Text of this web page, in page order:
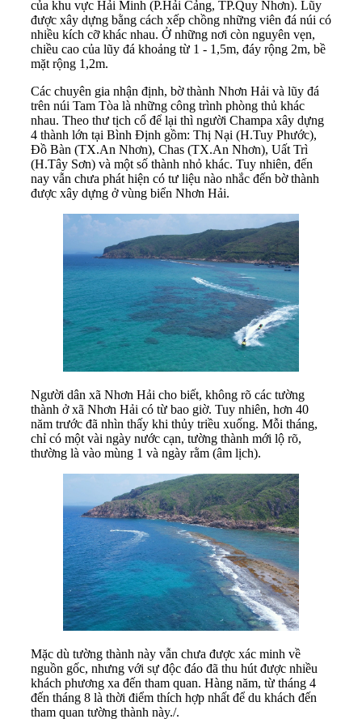
của khu vực Hải Minh (P.Hải Cảng, TP.Quy Nhơn). Lũy
được xây dựng bằng cách xếp chồng những viên đá núi có
nhiều kích cỡ khác nhau. Ở những nơi còn nguyên vẹn,
chiều cao của lũy đá khoảng từ 1 - 1,5m, đáy rộng 2m, bề
mặt rộng 1,2m.
Các chuyên gia nhận định, bờ thành Nhơn Hải và lũy đá
trên núi Tam Tòa là những công trình phòng thủ khác
nhau. Theo thư tịch cổ để lại thì người Champa xây dựng
4 thành lớn tại Bình Định gồm: Thị Nại (H.Tuy Phước),
Đồ Bàn (TX.An Nhơn), Chas (TX.An Nhơn), Uất Trì
(H.Tây Sơn) và một số thành nhỏ khác. Tuy nhiên, đến
nay vẫn chưa phát hiện có tư liệu nào nhắc đến bờ thành
được xây dựng ở vùng biển Nhơn Hải.
Người dân xã Nhơn Hải cho biết, không rõ các tường
thành ở xã Nhơn Hải có từ bao giờ. Tuy nhiên, hơn 40
năm trước đã nhìn thấy khi thủy triều xuống. Mỗi tháng,
chỉ có một vài ngày nước cạn, tường thành mới lộ rõ,
thường là vào mùng 1 và ngày rằm (âm lịch).
Mặc dù tường thành này vẫn chưa được xác minh về
nguồn gốc, nhưng với sự độc đáo đã thu hút được nhiều
khách phương xa đến tham quan. Hàng năm, từ tháng 4
đến tháng 8 là thời điểm thích hợp nhất để du khách đến
tham quan tường thành này./.